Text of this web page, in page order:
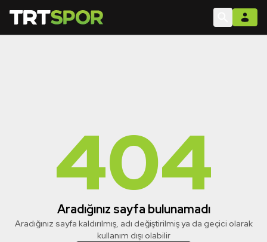
404
Aradığınız sayfa bulunamadı
Aradığınız sayfa kaldırılmış, adı değiştirilmiş ya da geçici olarak
kullanım dışı olabilir